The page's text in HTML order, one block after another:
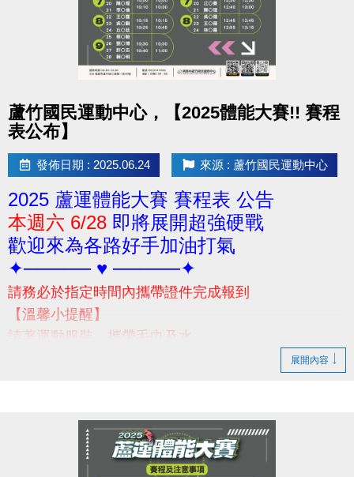
蘆竹國民運動中心，【2025體能大賽!! 賽程
表公布】
發佈日期 : 2025.06.24 來源 : 蘆竹國民運動中心
2025 蘆運體能大賽 賽程表 公告
本週六 6/28 即將展開超強硬戰
歡迎來為各路好手加油打氣
✦───── ♥ ─────✦
請務必於指定時間內攜帶證件完成報到
【溫馨小提醒】
請著運動服裝、攜帶毛巾及水
若有相關問題，請撥打03-2639066 #301 #302 洽詢
展開內容